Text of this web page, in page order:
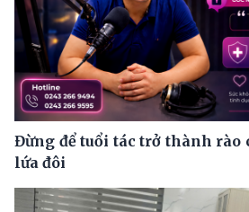
Đừng để tuổi tác trở thành rào
lứa đôi